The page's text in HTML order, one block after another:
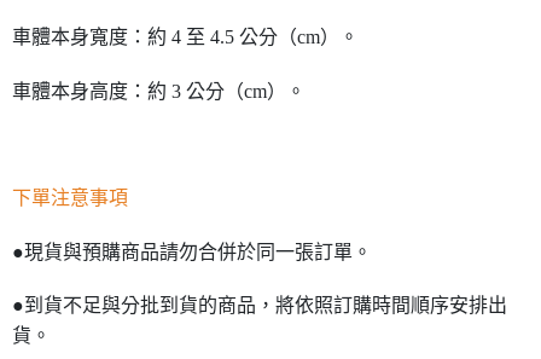
車體本身寬度：約 4 至 4.5 公分（cm）。
車體本身高度：約 3 公分（cm）。
下單注意事項
●現貨與預購商品請勿合併於同一張訂單。
●到貨不足與分批到貨的商品，將依照訂購時間順序安排出
貨。